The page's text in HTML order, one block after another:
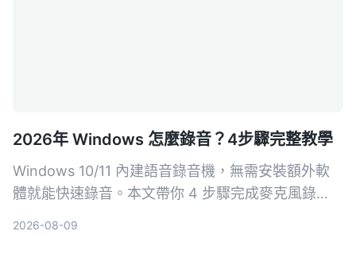
2026年 Windows 怎麼錄音？4步驟完整教學
Windows 10/11 內建語音錄音機，無需安裝額外軟
體就能快速錄音。本文帶你 4 步驟完成麥克風錄
2026-08-09